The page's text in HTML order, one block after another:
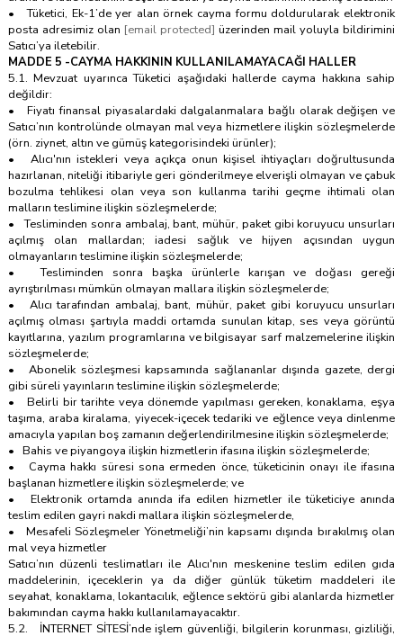
• Tüketici, Ek-1’de yer alan örnek cayma formu doldurularak elektronik
posta adresimiz olan [email protected] üzerinden mail yoluyla bildirimini
Satıcı’ya iletebilir.
MADDE 5 -CAYMA HAKKININ KULLANILAMAYACAĞI HALLER
5.1. Mevzuat uyarınca Tüketici aşağıdaki hallerde cayma hakkına sahip
değildir:
• Fiyatı finansal piyasalardaki dalgalanmalara bağlı olarak değişen ve
Satıcı’nın kontrolünde olmayan mal veya hizmetlere ilişkin sözleşmelerde
(örn. ziynet, altın ve gümüş kategorisindeki ürünler);
• Alıcı'nın istekleri veya açıkça onun kişisel ihtiyaçları doğrultusunda
hazırlanan, niteliği itibariyle geri gönderilmeye elverişli olmayan ve çabuk
bozulma tehlikesi olan veya son kullanma tarihi geçme ihtimali olan
malların teslimine ilişkin sözleşmelerde;
• Tesliminden sonra ambalaj, bant, mühür, paket gibi koruyucu unsurları
açılmış olan mallardan; iadesi sağlık ve hijyen açısından uygun
olmayanların teslimine ilişkin sözleşmelerde;
• Tesliminden sonra başka ürünlerle karışan ve doğası gereği
ayrıştırılması mümkün olmayan mallara ilişkin sözleşmelerde;
• Alıcı tarafından ambalaj, bant, mühür, paket gibi koruyucu unsurları
açılmış olması şartıyla maddi ortamda sunulan kitap, ses veya görüntü
kayıtlarına, yazılım programlarına ve bilgisayar sarf malzemelerine ilişkin
sözleşmelerde;
• Abonelik sözleşmesi kapsamında sağlananlar dışında gazete, dergi
gibi süreli yayınların teslimine ilişkin sözleşmelerde;
• Belirli bir tarihte veya dönemde yapılması gereken, konaklama, eşya
taşıma, araba kiralama, yiyecek-içecek tedariki ve eğlence veya dinlenme
amacıyla yapılan boş zamanın değerlendirilmesine ilişkin sözleşmelerde;
• Bahis ve piyangoya ilişkin hizmetlerin ifasına ilişkin sözleşmelerde;
• Cayma hakkı süresi sona ermeden önce, tüketicinin onayı ile ifasına
başlanan hizmetlere ilişkin sözleşmelerde; ve
• Elektronik ortamda anında ifa edilen hizmetler ile tüketiciye anında
teslim edilen gayri nakdi mallara ilişkin sözleşmelerde,
• Mesafeli Sözleşmeler Yönetmeliği’nin kapsamı dışında bırakılmış olan
mal veya hizmetler
Satıcı’nın düzenli teslimatları ile Alıcı'nın meskenine teslim edilen gıda
maddelerinin, içeceklerin ya da diğer günlük tüketim maddeleri ile
seyahat, konaklama, lokantacılık, eğlence sektörü gibi alanlarda hizmetler
bakımından cayma hakkı kullanılamayacaktır.
5.2. İNTERNET SİTESİ’nde işlem güvenliği, bilgilerin korunması, gizliliği,